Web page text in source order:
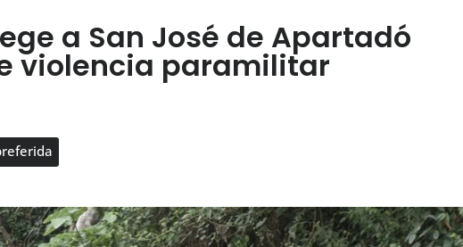
a San José de Apartadó
violencia paramilitar